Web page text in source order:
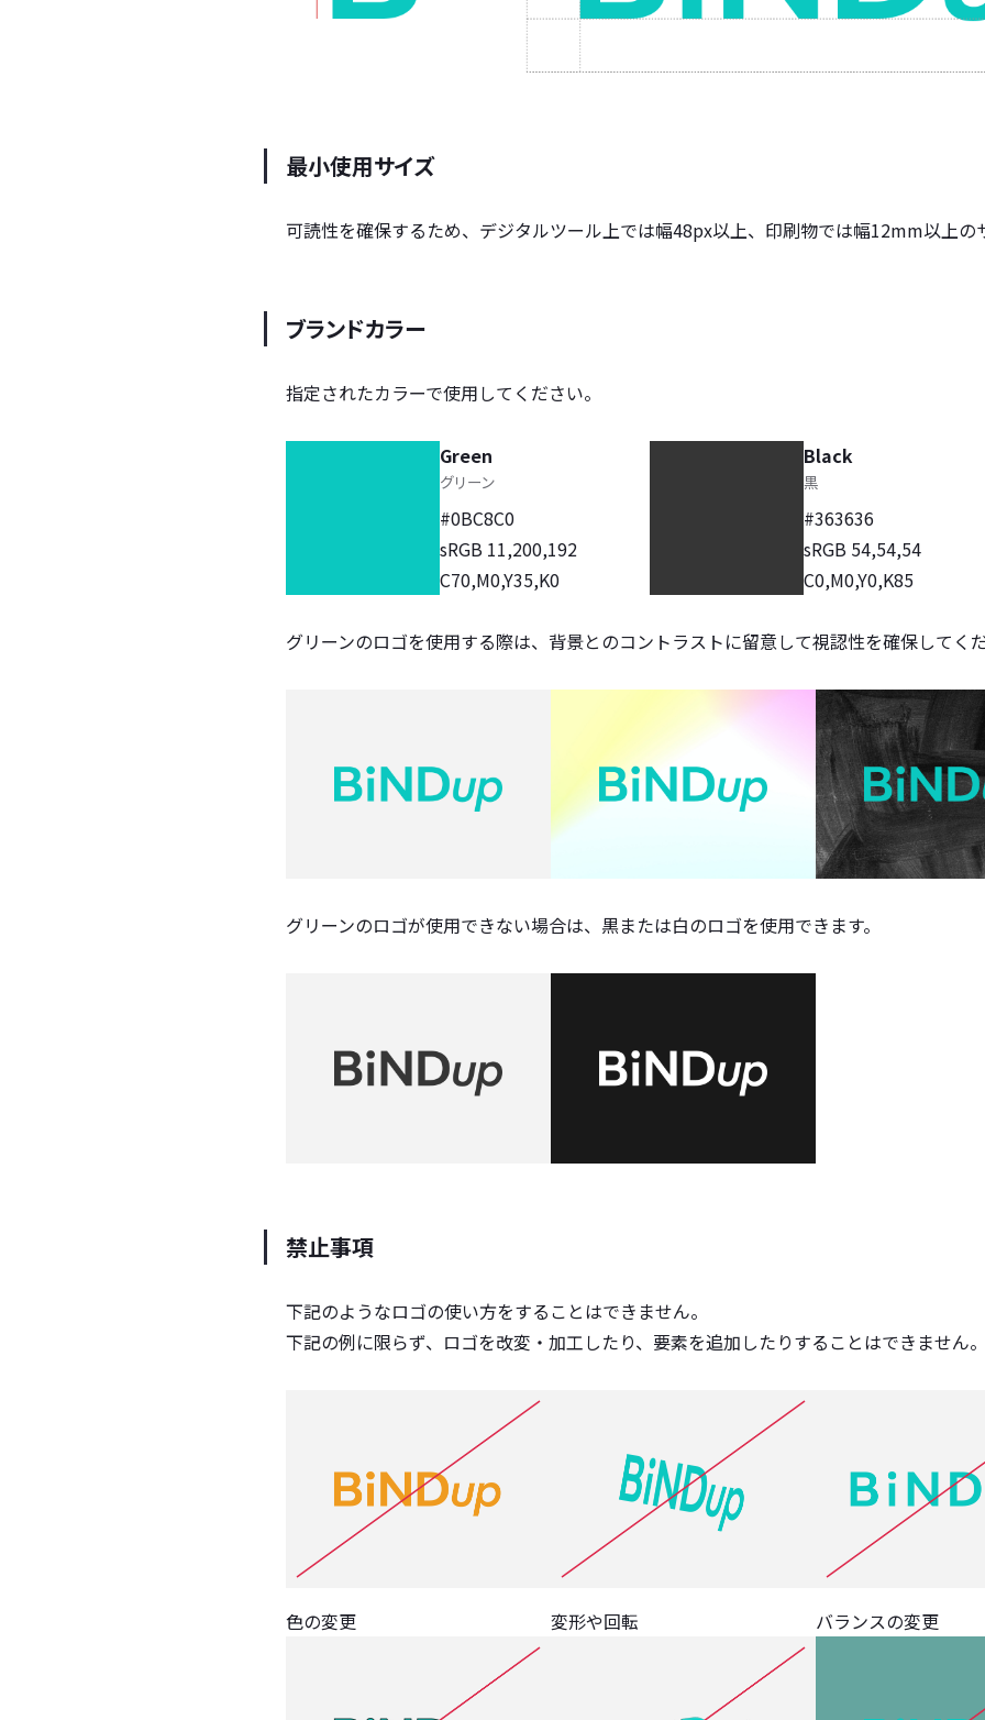
最小使用サイズ
可読性を確保するため、デジタルツール上では幅48px以上、印刷物では幅12mm以上
ブランドカラー
指定されたカラーで使用してください。
Green
#0BC8C0
sRGB 11,200,192
C70,M0,Y35,K0
Black
#363636
sRGB 54,54,54
C0,M0,Y0,K85
グリーンのロゴを使用する際は、背景とのコントラストに留意して視認性を確保してく
グリーンのロゴが使用できない場合は、黒または白のロゴを使用できます。
禁止事項
下記のようなロゴの使い方をすることはできません。
下記の例に限らず、ロゴを改変・加工したり、要素を追加したりすることはできません
色の変更 変形や回転 バランスの変更